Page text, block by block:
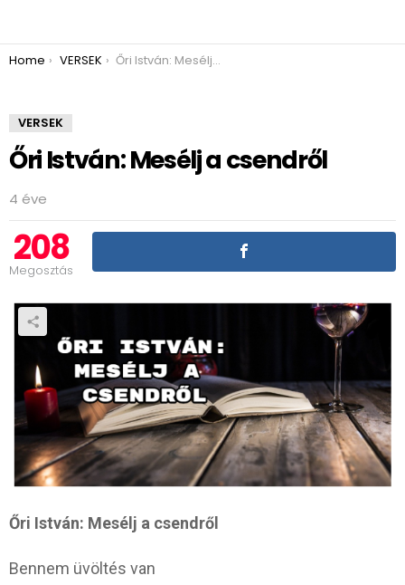
You are here:
Home VERSEK Őri István: Mesélj a csendről
VERSEK
Őri István: Mesélj a csendről
4 éve
208
Megosztás
Őri István: Mesélj a csendről
Bennem üvöltés van